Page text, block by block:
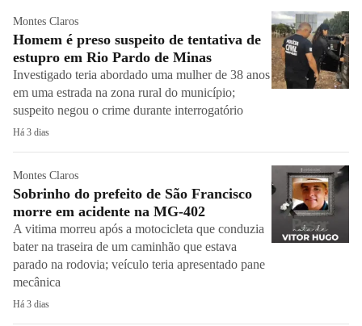
Montes Claros
Homem é preso suspeito de tentativa de
estupro em Rio Pardo de Minas
Investigado teria abordado uma mulher de 38 anos
em uma estrada na zona rural do município;
suspeito negou o crime durante interrogatório
Há 3 dias
Montes Claros
Sobrinho do prefeito de São Francisco
morre em acidente na MG-402
A vitima morreu após a motocicleta que conduzia
bater na traseira de um caminhão que estava
parado na rodovia; veículo teria apresentado pane
mecânica
Há 3 dias